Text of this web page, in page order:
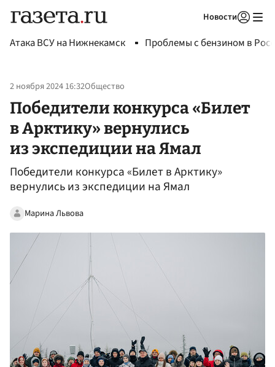
Новости
Атака ВСУ на Нижнекамск Проблемы с бензином в
2 ноября 2024 16:32Общество
Победители конкурса «Билет
в Арктику» вернулись
из экспедиции на Ямал
Победители конкурса «Билет в Арктику»
вернулись из экспедиции на Ямал
Марина Львова